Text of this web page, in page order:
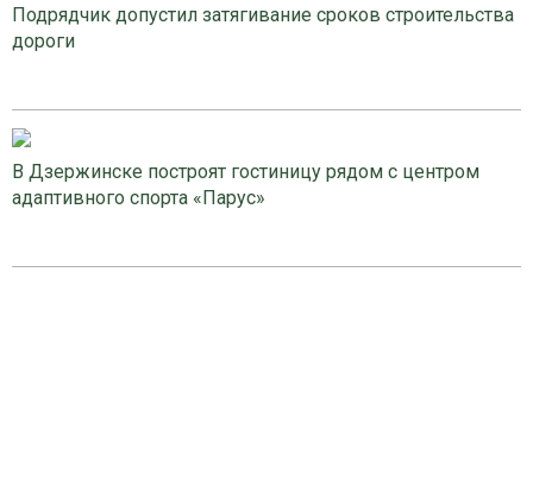
Подрядчик допустил затягивание сроков строительства
дороги
В Дзержинске построят гостиницу рядом с центром
адаптивного спорта «Парус»